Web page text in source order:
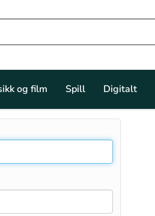
og film Spill Digitalt